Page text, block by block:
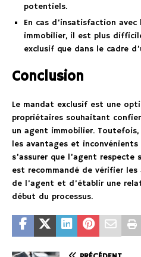
potentiels.
En cas d’insatisfaction avec
immobilier, il est plus
exclusif que dans le cadre
Conclusion
Le mandat exclusif est une
propriétaires souhaitant
un agent immobilier.
les avantages et
s’assurer que l’agent
est recommandé de vérifier
de l’agent et d’établir une
début du processus.